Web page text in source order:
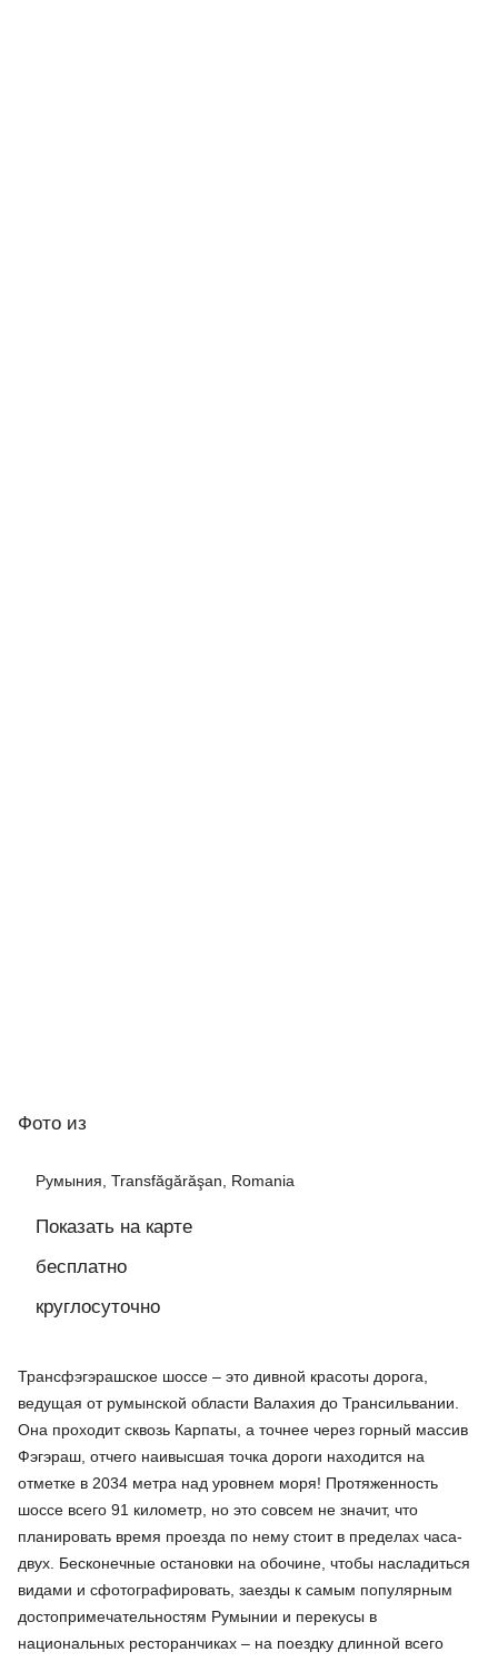
Фото из
Румыния, Transfăgărăşan, Romania
Показать на карте
бесплатно
круглосуточно
Трансфэгэрашское шоссе – это дивной красоты дорога,
ведущая от румынской области Валахия до Трансильвании.
Она проходит сквозь Карпаты, а точнее через горный массив
Фэгэраш, отчего наивысшая точка дороги находится на
отметке в 2034 метра над уровнем моря! Протяженность
шоссе всего 91 километр, но это совсем не значит, что
планировать время проезда по нему стоит в пределах часа-
двух. Бесконечные остановки на обочине, чтобы насладиться
видами и сфотографировать, заезды к самым популярным
достопримечательностям Румынии и перекусы в
национальных ресторанчиках – на поездку длинной всего